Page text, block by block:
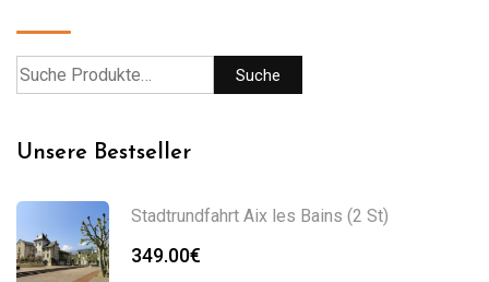
Suche
Unsere Bestseller
Stadtrundfahrt Aix les Bains (2 St)
349.00€